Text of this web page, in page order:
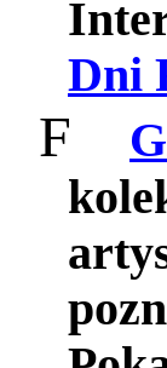
Dni
F